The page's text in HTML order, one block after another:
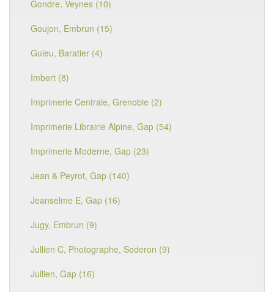
Gondre, Veynes (10)
Goujon, Embrun (15)
Guieu, Baratier (4)
Imbert (8)
Imprimerie Centrale, Grenoble (2)
Imprimerie Librairie Alpine, Gap (54)
Imprimerie Moderne, Gap (23)
Jean & Peyrot, Gap (140)
Jeanselme E, Gap (16)
Jugy, Embrun (9)
Jullien C, Photographe, Sederon (9)
Jullien, Gap (16)